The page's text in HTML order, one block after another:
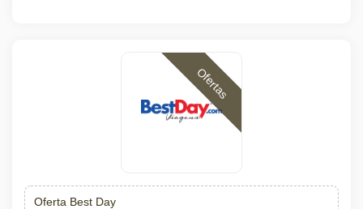
Ofertas
Oferta Best Day